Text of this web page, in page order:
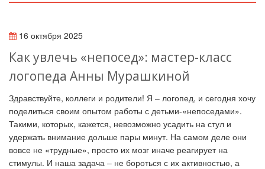
16 октября 2025
Как увлечь «непосед»: мастер-класс
логопеда Анны Мурашкиной
Здравствуйте, коллеги и родители! Я – логопед, и сегодня хочу
поделиться своим опытом работы с детьми-«непоседами».
Такими, которых, кажется, невозможно усадить на стул и
удержать внимание дольше пары минут. На самом деле они
вовсе не «трудные», просто их мозг иначе реагирует на
стимулы. И наша задача – не бороться с их активностью, а